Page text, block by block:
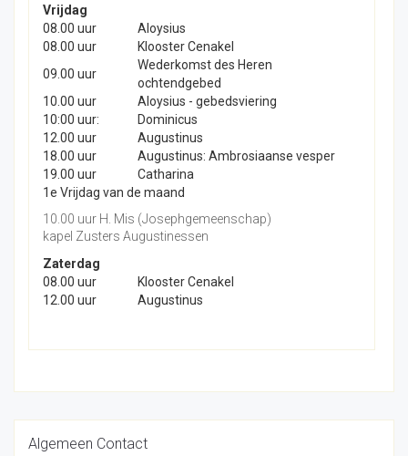
Vrijdag
08.00 uur
Aloysius
08.00 uur
Klooster Cenakel
09.00 uur
Wederkomst des Heren
ochtendgebed
10.00 uur
Aloysius - gebedsviering
10:00 uur:
Dominicus
12.00 uur
Augustinus
18.00 uur
Augustinus: Ambrosiaanse vesper
19.00 uur
Catharina
1e Vrijdag van de maand
10.00 uur H. Mis (Josephgemeenschap)
kapel Zusters Augustinessen
Zaterdag
08.00 uur
Klooster Cenakel
12.00 uur
Augustinus
Algemeen Contact